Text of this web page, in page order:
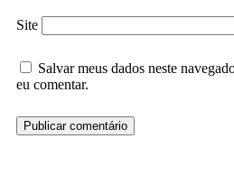
Site
Salvar meus dados neste
eu comentar.